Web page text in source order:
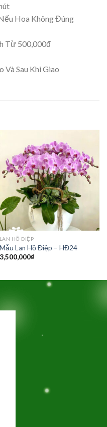
Hoa Không Đúng
Từ 500,000đ
Sau Khi Giao
LAN HỒ ĐIỆP
Mẫu Lan Hồ Điệp – HĐ24
3,500,000₫